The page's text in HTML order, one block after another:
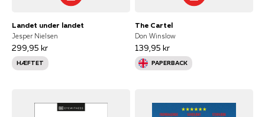
Landet under landet
Jesper Nielsen
299,95 kr
HÆFTET
The Cartel
Don Winslow
139,95 kr
PAPERBACK